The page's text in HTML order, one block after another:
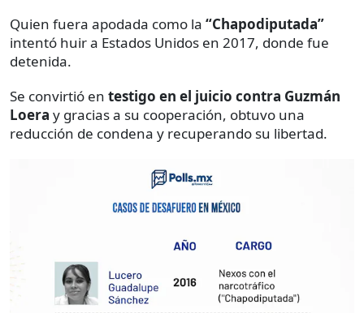
Quien fuera apodada como la “Chapodiputada”
intentó huir a Estados Unidos en 2017, donde fue
detenida.
Se convirtió en testigo en el juicio contra Guzmán
Loera y gracias a su cooperación, obtuvo una
reducción de condena y recuperando su libertad.